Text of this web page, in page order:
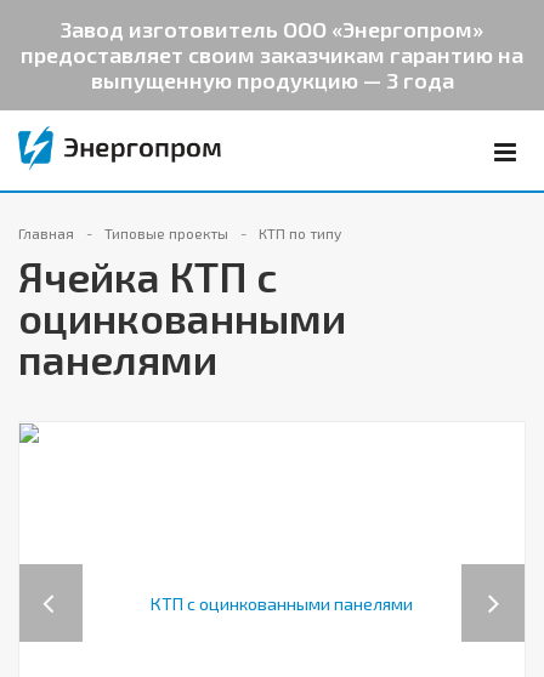
Завод изготовитель ООО «Энергопром»
предоставляет своим заказчикам гарантию на
выпущенную продукцию — 3 года
Главная Типовые проекты КТП по типу
Ячейка КТП с
оцинкованными
панелями